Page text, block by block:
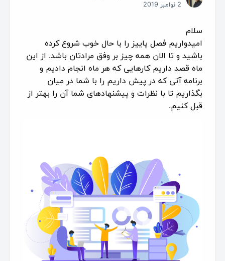
2 نوامبر 2019
سلام
امیدواریم فصل پاییز را با حال خوب شروع کرده
باشید و تا الان همه چیز بر وفق مرادتان باشد. از این
ماه قصد داریم کارهایی که هر ماه انجام دادیم و
برنامه آتی که در پیش داریم را با شما در میان
بگذاریم تا با نظرات و پیشنهادهای شما آن را بهتر از
قبل کنیم.